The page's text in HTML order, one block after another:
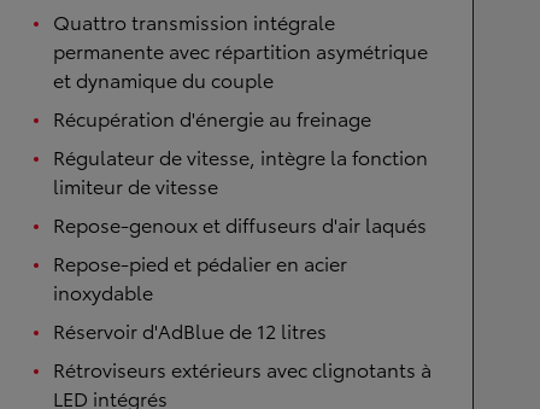
Quattro transmission intégrale
permanente avec répartition asymétrique
et dynamique du couple
Récupération d'énergie au freinage
Régulateur de vitesse, intègre la fonction
limiteur de vitesse
Repose-genoux et diffuseurs d'air laqués
Repose-pied et pédalier en acier
inoxydable
Réservoir d'AdBlue de 12 litres
Rétroviseurs extérieurs avec clignotants à
LED intégrés